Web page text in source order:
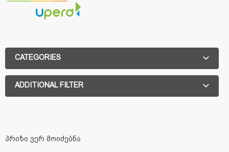
CATEGORIES
ADDITIONAL FILTER
პრიზი ვერ მოიძებნა